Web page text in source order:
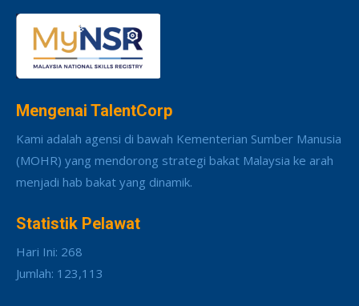
Mengenai TalentCorp
Kami adalah agensi di bawah Kementerian Sumber Manusia
(MOHR) yang mendorong strategi bakat Malaysia ke arah
menjadi hab bakat yang dinamik.
Statistik Pelawat
Hari Ini: 268
Jumlah: 123,113